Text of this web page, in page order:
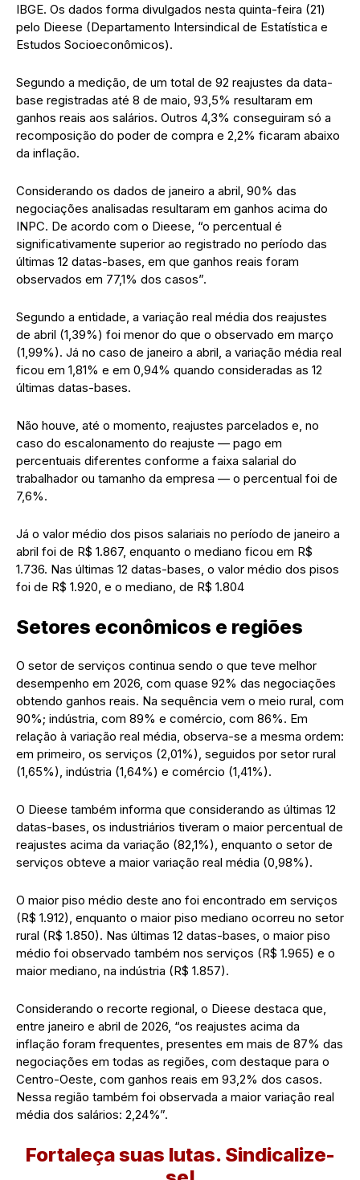
IBGE. Os dados forma divulgados nesta quinta-feira (21)
pelo Dieese (Departamento Intersindical de Estatística e
Estudos Socioeconômicos).
Segundo a medição, de um total de 92 reajustes da data-
base registradas até 8 de maio, 93,5% resultaram em
ganhos reais aos salários. Outros 4,3% conseguiram só a
recomposição do poder de compra e 2,2% ficaram abaixo
da inflação.
Considerando os dados de janeiro a abril, 90% das
negociações analisadas resultaram em ganhos acima do
INPC. De acordo com o Dieese, “o percentual é
significativamente superior ao registrado no período das
últimas 12 datas-bases, em que ganhos reais foram
observados em 77,1% dos casos”.
Segundo a entidade, a variação real média dos reajustes
de abril (1,39%) foi menor do que o observado em março
(1,99%). Já no caso de janeiro a abril, a variação média real
ficou em 1,81% e em 0,94% quando consideradas as 12
últimas datas-bases.
Não houve, até o momento, reajustes parcelados e, no
caso do escalonamento do reajuste — pago em
percentuais diferentes conforme a faixa salarial do
trabalhador ou tamanho da empresa — o percentual foi de
7,6%.
Já o valor médio dos pisos salariais no período de janeiro a
abril foi de R$ 1.867, enquanto o mediano ficou em R$
1.736. Nas últimas 12 datas-bases, o valor médio dos pisos
foi de R$ 1.920, e o mediano, de R$ 1.804
Setores econômicos e regiões
O setor de serviços continua sendo o que teve melhor
desempenho em 2026, com quase 92% das negociações
obtendo ganhos reais. Na sequência vem o meio rural, com
90%; indústria, com 89% e comércio, com 86%. Em
relação à variação real média, observa-se a mesma ordem:
em primeiro, os serviços (2,01%), seguidos por setor rural
(1,65%), indústria (1,64%) e comércio (1,41%).
O Dieese também informa que considerando as últimas 12
datas-bases, os industriários tiveram o maior percentual de
reajustes acima da variação (82,1%), enquanto o setor de
serviços obteve a maior variação real média (0,98%).
O maior piso médio deste ano foi encontrado em serviços
(R$ 1.912), enquanto o maior piso mediano ocorreu no setor
rural (R$ 1.850). Nas últimas 12 datas-bases, o maior piso
médio foi observado também nos serviços (R$ 1.965) e o
maior mediano, na indústria (R$ 1.857).
Considerando o recorte regional, o Dieese destaca que,
entre janeiro e abril de 2026, “os reajustes acima da
inflação foram frequentes, presentes em mais de 87% das
negociações em todas as regiões, com destaque para o
Centro-Oeste, com ganhos reais em 93,2% dos casos.
Nessa região também foi observada a maior variação real
média dos salários: 2,24%”.
Fortaleça suas lutas. Sindicalize-